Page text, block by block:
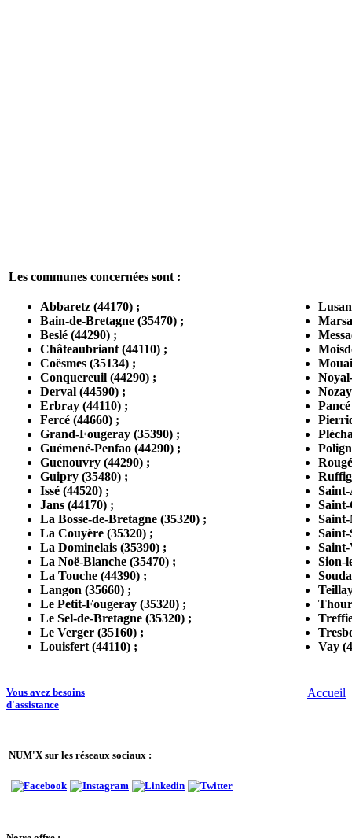
Les communes concernées sont :
Abbaretz (44170) ;
Bain-de-Bretagne (35470) ;
Beslé (44290) ;
Châteaubriant (44110) ;
Coësmes (35134) ;
Conquereuil (44290) ;
Derval (44590) ;
Erbray (44110) ;
Fercé (44660) ;
Grand-Fougeray (35390) ;
Guémené-Penfao (44290) ;
Guenouvry (44290) ;
Guipry (35480) ;
Issé (44520) ;
Jans (44170) ;
La Bosse-de-Bretagne (35320) ;
La Couyère (35320) ;
La Dominelais (35390) ;
La Noë-Blanche (35470) ;
La Touche (44390) ;
Langon (35660) ;
Le Petit-Fougeray (35320) ;
Le Sel-de-Bretagne (35320) ;
Le Verger (35160) ;
Louisfert (44110) ;
Saint-
Saint-
Saint-
Sion-
Vay
Accueil
Vous avez besoins
d'assistance
NUM'X sur les réseaux sociaux :